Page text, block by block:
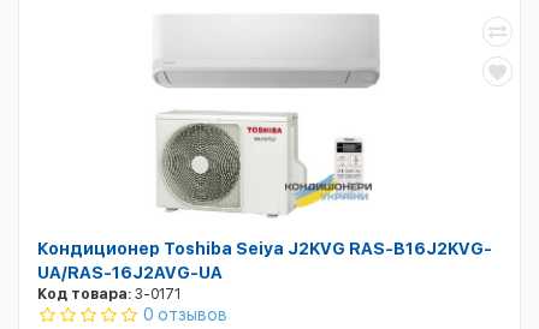
Кондиционер Toshiba Seiya J2KVG RAS-B16J2KVG-
UA/RAS-16J2AVG-UA
Код товара: 3-0171
0 отзывов